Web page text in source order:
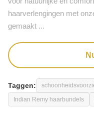
haarverlengingen met
gemaakt ...
Taggen:
Indian Remy haarbundels